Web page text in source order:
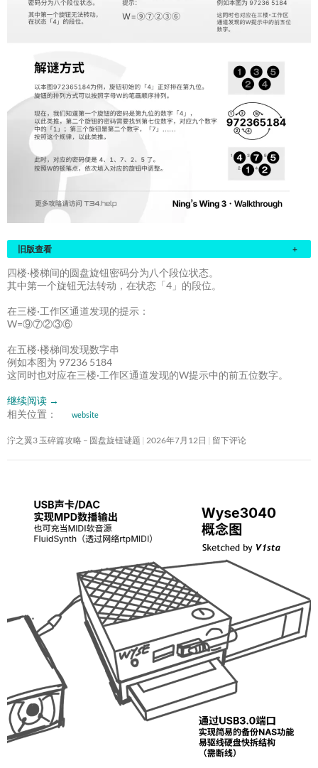
旧版查看 +
四楼·楼梯间的圆盘旋钮密码分为八个段位状态。
其中第一个旋钮无法转动，在状态「4」的段位。
在三楼·工作区通道发现的提示：
W=⑨⑦②③⑥
在五楼·楼梯间发现数字串
例如本图为 97236 5184
这同时也对应在三楼·工作区通道发现的W提示中的前五位数字。
继续阅读 →
相关位置：
website
泞之翼3 玉碎篇攻略 – 圆盘旋钮谜题 2026年7月12日 留下评论